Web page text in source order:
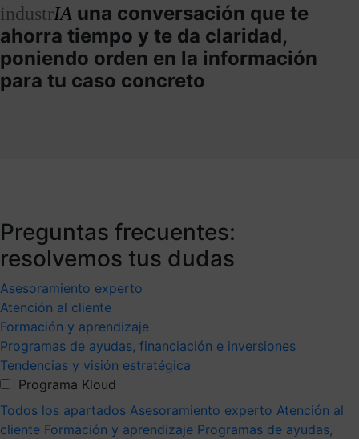
industrIA una conversación que te
ahorra tiempo y te da claridad,
poniendo orden en la información
para tu caso concreto
Preguntas frecuentes:
resolvemos tus dudas
Asesoramiento experto
Atención al cliente
Formación y aprendizaje
Programas de ayudas, financiación e inversiones
Tendencias y visión estratégica
Programa Kloud
Todos los apartados Asesoramiento experto Atención al
cliente Formación y aprendizaje Programas de ayudas,